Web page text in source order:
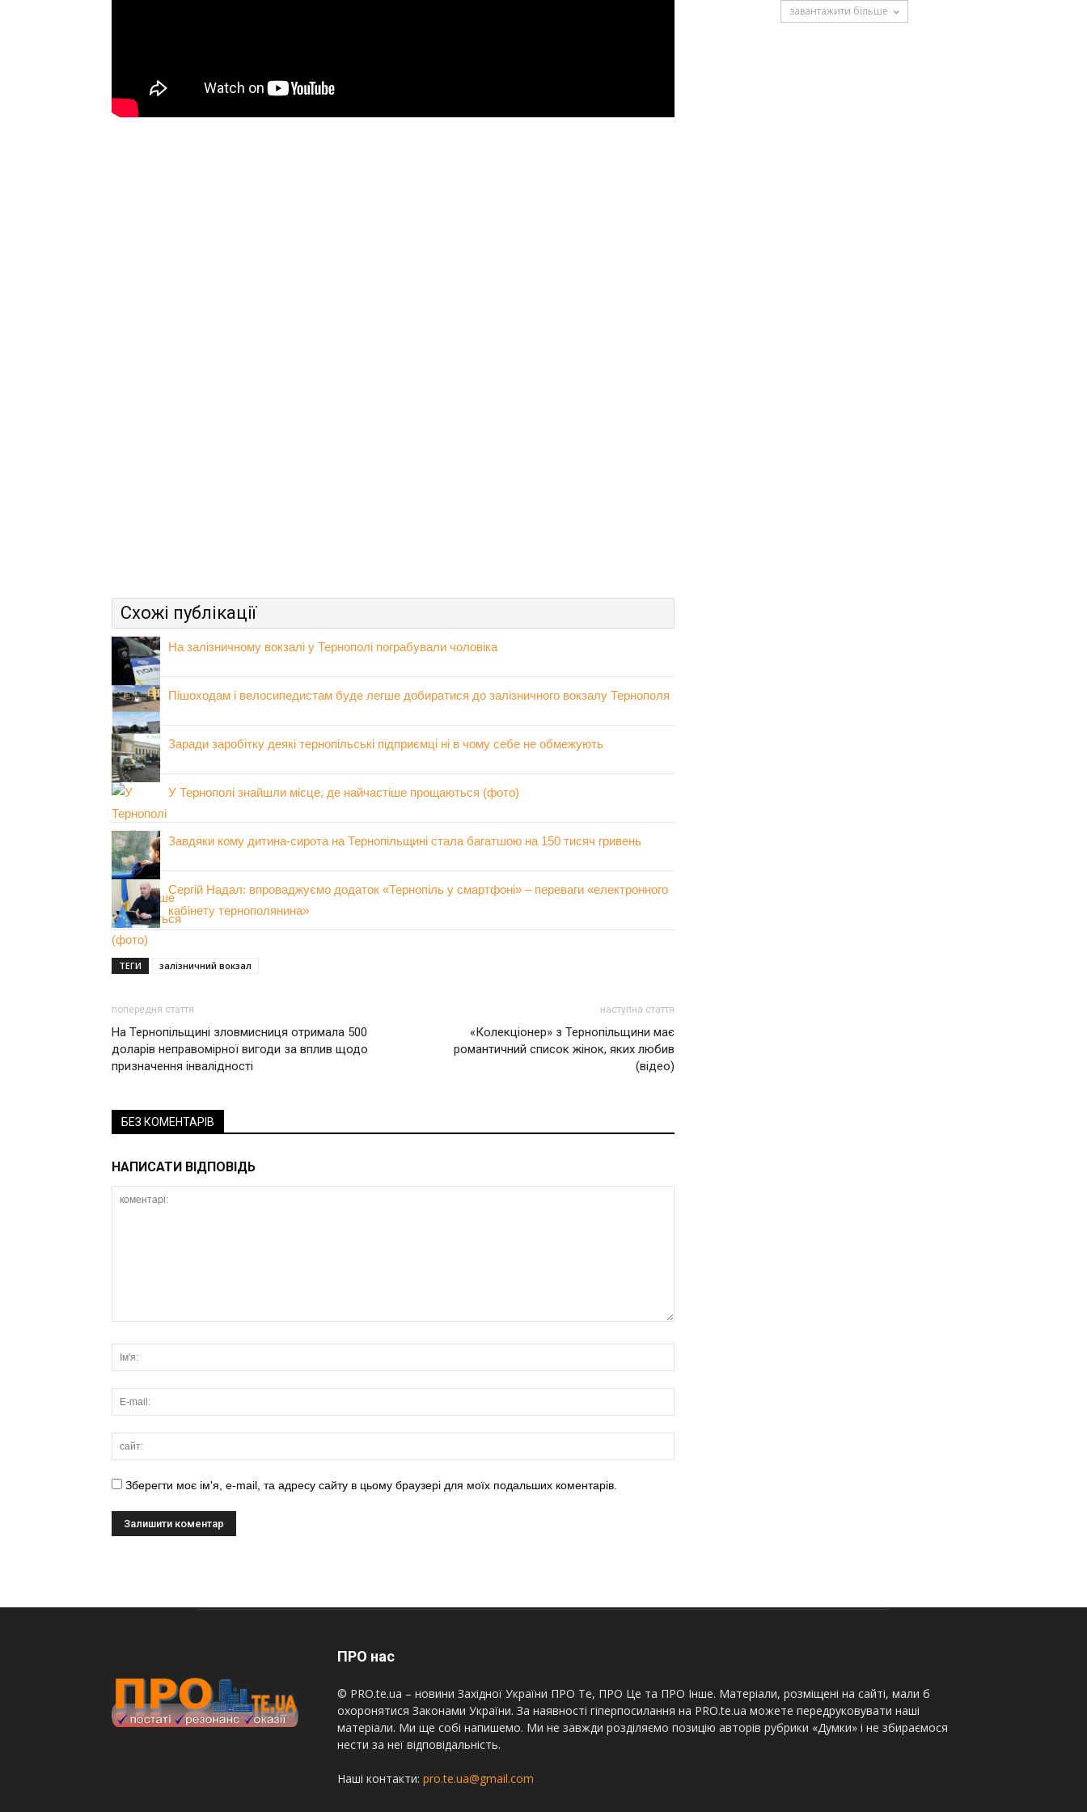
Схожі публікації
На залізничному вокзалі у Тернополі пограбували чоловіка
Пішоходам і велосипедистам буде легше добиратися до залізничного вокзалу Тернополя
Заради заробітку деякі тернопільські підприємці ні в чому себе не обмежують
У Тернополі знайшли місце, де найчастіше прощаються (фото)
Завдяки кому дитина-сирота на Тернопільщині стала багатшою на 150 тисяч гривень
Сергій Надал: впроваджуємо додаток «Тернопіль у смартфоні» – переваги «електронного
кабінету тернополянина»
ТЕГИ залізничний вокзал
попередня стаття
На Тернопільщині зловмисниця отримала 500
доларів неправомірної вигоди за вплив щодо
призначення інвалідності
наступна стаття
«Колекціонер» з Тернопільщини має
романтичний список жінок, яких любив
(відео)
БЕЗ КОМЕНТАРІВ
НАПИСАТИ ВІДПОВІДЬ
Зберегти моє ім'я, e-mail, та адресу сайту в цьому браузері для моїх подальших коментарів.
завантажити більше
ПРО нас
© PRO.te.ua – новини Західної України ПРО Те, ПРО Це та ПРО Інше. Матеріали, розміщені на сайті, мали б
охоронятися Законами України. За наявності гіперпосилання на PRO.te.ua можете передруковувати наші
матеріали. Ми ще собі напишемо. Ми не завжди розділяємо позицію авторів рубрики «Думки» і не збираємося
нести за неї відповідальність.
Наші контакти: pro.te.ua@gmail.com